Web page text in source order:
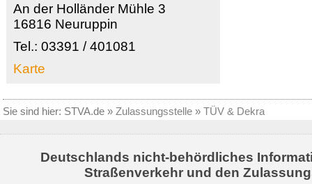
An der Holländer Mühle 3
16816 Neuruppin
Tel.: 03391 / 401081
Karte
Sie sind hier: STVA.de » Zulassungsstelle » TÜV & Dekra
Deutschlands nicht-behördliches
Straßenverkehr und den